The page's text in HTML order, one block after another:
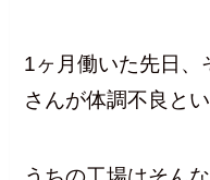
1ヶ月働いた先日、
さんが体調不良と